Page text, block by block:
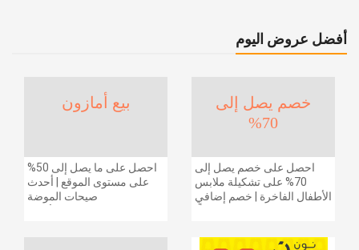
أفضل عروض اليوم
بيع أمازون
احصل على ما يصل إلى 50%
على مستوى الموقع | أحدث
صيحات الموضة
خصم يصل إلى
70%
احصل على خصم يصل إلى
70% على تشكيلة ملابس
الأطفال الفاخرة | خصم إضافي